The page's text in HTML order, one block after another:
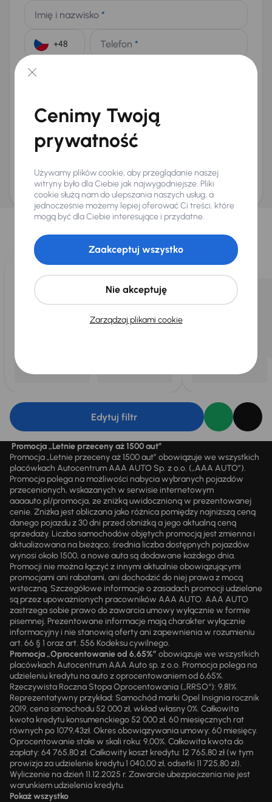
Imię i nazwisko *
Telefon *
E-mail
Na numer telefonu (opcjonalnie)
Wyślij zapytanie
ani zagwarantowaną dostępnością pojazdu. AURES Holdings a.s., z siedzibą
Dopraváků 874/15, Čimice, 184 00 Praga 8, będzie przechowywać i przetwarzać
Twoje dane osobowe zgodnie z zasadami ochrony i przetwarzaniadanych
osobowych
Wybraliśmy dla Ciebie
Wybieramy dla Ciebienajlepsze pojazdyz naszej oferty. Kupimy
dla Ciebiedo 400 pojazdówkażdego dnia.
Edytuj filtr
Promocja „Letnie przeceny aż 1500 aut”
Promocja „Letnie przeceny aż 1500 aut” obowiązuje we wszystkich
placówkach Autocentrum AAA AUTO Sp. z o.o. („AAA AUTO”).
Promocja polega na możliwości nabycia wybranych pojazdów
przecenionych, wskazanych w serwisie internetowym
aaaauto.pl/promocja, ze zniżką uwidocznioną w prezentowanej
cenie. Zniżka jest obliczana jako różnica pomiędzy najniższą ceną
danego pojazdu z 30 dni przed obniżką a jego aktualną ceną
sprzedaży. Liczba samochodów objętych promocją jest zmienna i
aktualizowana na bieżąco; średnia liczba dostępnych pojazdów
wynosi około 1500, a nowe auta są dodawane każdego dnia.
Promocji nie można łączyć z innymi aktualnie obowiązującymi
promocjami ani rabatami, ani dochodzić do niej prawa z mocą
wsteczną. Szczegółowe informacje o zasadach promocji udzielane
są przez upoważnionych pracowników AAA AUTO. AAA AUTO
zastrzega sobie prawo do zawarcia umowy wyłącznie w formie
pisemnej. Prezentowane informacje mają charakter wyłącznie
informacyjny i nie stanowią oferty ani zapewnienia w rozumieniu
art. 66 § 1 oraz art. 556 Kodeksu cywilnego.
Promocja „Oprocentowanie od 6,65%” obowiązuje we wszystkich
placówkach Autocentrum AAA Auto sp. z o.o. Promocja polega na
udzieleniu kredytu na auto z oprocentowaniem od 6,65%.
Rzeczywista Roczna Stopa Oprocentowania („RRSO“): 9,81%.
Reprezentatywny przykład: Samochód marki Opel Insignia rocznik
2019, cena samochodu 52 000 zł, wkład własny 0%. Całkowita
kwota kredytu konsumenckiego 52 000 zł, 60 miesięcznych rat
równych po 1079,43zł. Okres obowiązywania umowy: 60 miesięcy.
Oprocentowanie stałe w skali roku: 9,00%. Całkowita kwota do
zapłaty: 64 765,80 zł. Całkowity koszt kredytu: 12 765,80 zł (w tym
prowizja za udzielenie kredytu 1 040,00 zł, odsetki 11 725,80 zł).
Wyliczenie na dzień 11.12.2025 r. Zawarcie ubezpieczenia nie jest
warunkiem udzielenia kredytu.
Pokaż wszystko
Cenimy Twoją
prywatność
Używamy plików cookie, aby przeglądanie naszej
witryny było dla Ciebie jak najwygodniejsze. Pliki
cookie służą nam do ulepszania naszych usług, a
jednocześnie możemy lepiej oferować Ci treści, które
mogą być dla Ciebie interesujące i przydatne.
Zarządzaj plikami cookie
Nie akceptuję
Zaakceptuj wszystko